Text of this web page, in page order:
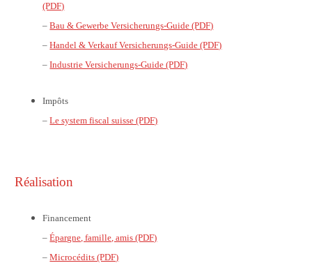
(PDF)
–Bau & Gewerbe Versicherungs-Guide (PDF)
–Handel & Verkauf Versicherungs-Guide (PDF)
–Industrie Versicherungs-Guide (PDF)
Impôts
–Le system fiscal suisse (PDF)
Réalisation
Financement
–Épargne, famille, amis (PDF)
–Microcédits (PDF)